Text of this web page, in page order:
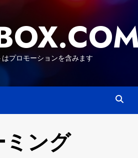
はプロモーションを含みます
ング